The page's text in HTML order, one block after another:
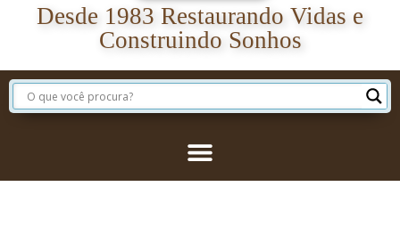
Desde 1983 Restaurando Vidas e
Construindo Sonhos